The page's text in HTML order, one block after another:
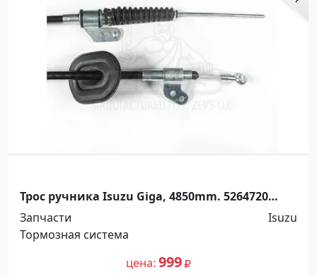
Трос ручника Isuzu Giga, 4850mm. 5264720
Краснодар
Запчасти
Isuzu
Тормозная система
цена 999